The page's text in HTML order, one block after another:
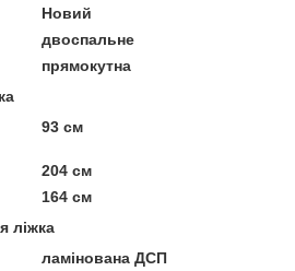
Новий
двоспальне
прямокутна
93 см
204 см
164 см
ліжка
ламінована ДСП